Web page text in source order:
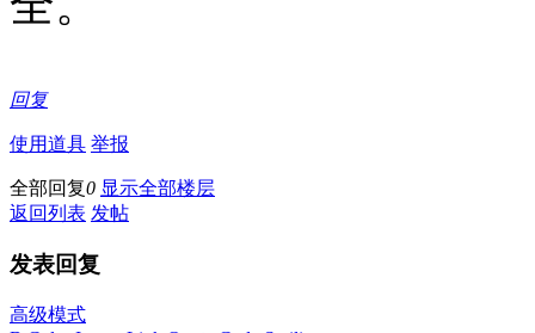
回复
使用道具 举报
全部回复0 显示全部楼层
返回列表 发帖
发表回复
高级模式